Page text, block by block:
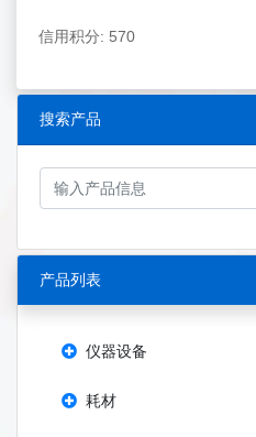
信用积分: 570
搜索产品
产品列表
仪器设备
耗材